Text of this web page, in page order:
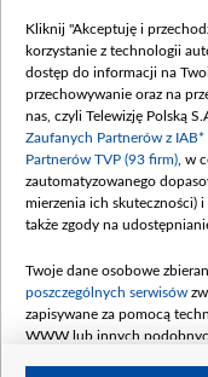
Kliknij "Akceptuję i
korzystanie z technologii
dostęp do informacji na
przechowywanie oraz na
nas, czyli Telewizję Polską
Zaufanych Partnerów z
Partnerów TVP (93 firm) , w
zautomatyzowanego
mierzenia ich skuteczności)
także zgody na
Twoje dane osobowe
poszczególnych serwisów
zapisywane za pomocą
WWW lub innych